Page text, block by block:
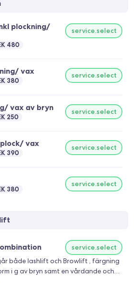
plockning/
480
service.select
vax
380
service.select
vax av bryn
250
service.select
vax
390
service.select
380
service.select
service.select
och Browlift , färgning
i g av bryn samt en vårdande och
av både fransar och bryn.